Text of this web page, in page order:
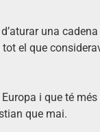
una
el que
i que té
que mai.